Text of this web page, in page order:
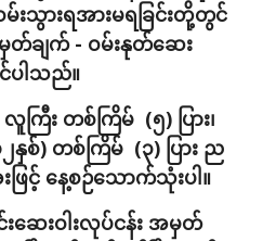
ဝမ်းသွားရအားမရခြင်းတို့တွင်
တ်ချက် - ဝမ်းနုတ်ဆေး
ပါသည်။
ြီး တစ်ကြိမ်  (၅) ပြား၊
) တစ်ကြိမ်  (၃) ပြား ည
ြင့် နေ့စဉ်သောက်သုံးပါ။
းဆေးဝါးလုပ်ငန်း အမှတ်